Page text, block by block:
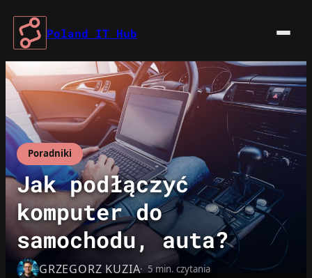
Przejdź
treści
Poland IT Hub
Poradniki
Jak podłączyć
komputer do
samochodu, auta?
GRZEGORZ KUZIA 5 min. czytania